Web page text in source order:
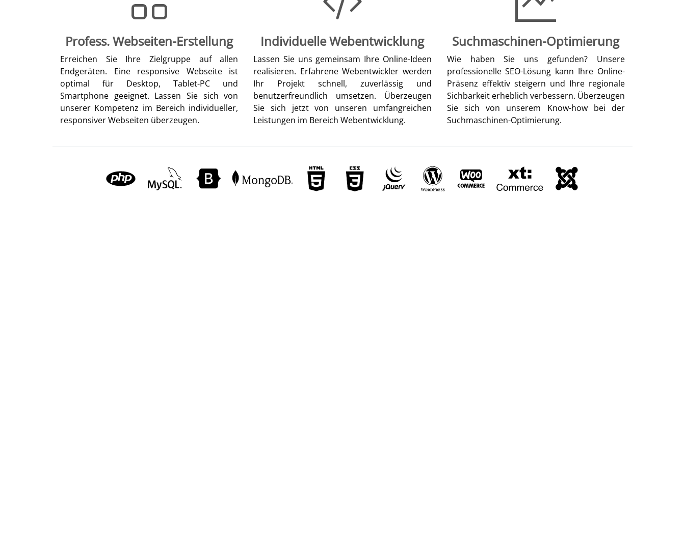
Profess. Webseiten-Erstellung
Erreichen Sie Ihre Zielgruppe auf allen
Endgeräten. Eine responsive Webseite ist
optimal für Desktop, Tablet-PC und
Smartphone geeignet. Lassen Sie sich von
unserer Kompetenz im Bereich individueller,
responsiver Webseiten überzeugen.
Individuelle Webentwicklung
Lassen Sie uns gemeinsam Ihre Online-Ideen
realisieren. Erfahrene Webentwickler werden
Ihr Projekt schnell, zuverlässig und
benutzerfreundlich umsetzen. Überzeugen
Sie sich jetzt von unseren umfangreichen
Leistungen im Bereich Webentwicklung.
Suchmaschinen-Optimierung
Wie haben Sie uns gefunden? Unsere
professionelle SEO-Lösung kann Ihre Online-
Präsenz effektiv steigern und Ihre regionale
Sichbarkeit erheblich verbessern. Überzeugen
Sie sich von unserem Know-how bei der
Suchmaschinen-Optimierung.